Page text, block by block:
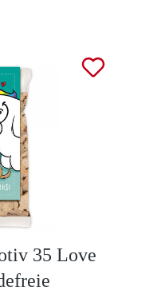
35 Love